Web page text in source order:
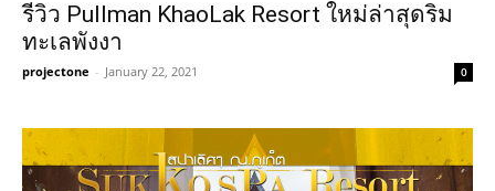
รีวิว Pullman KhaoLak Resort ใหม่ล่าสุดริม
ทะเลพังงา
projectone - January 22, 2021 0